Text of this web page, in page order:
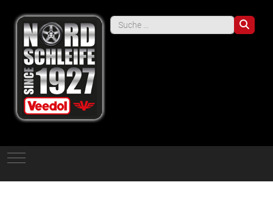
Mobile Menu Toggle